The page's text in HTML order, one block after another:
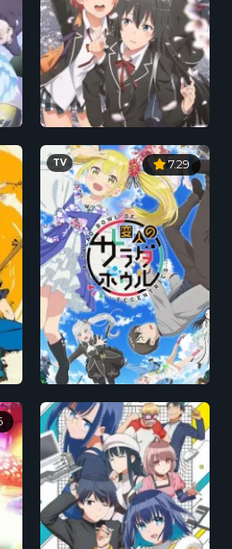
7.29
TV